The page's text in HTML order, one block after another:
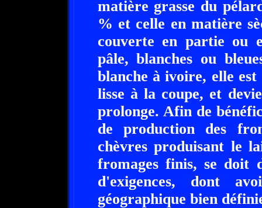
matière grasse du
% et celle en matière
couverte en partie ou
pâle, blanches ou
blanche à ivoire, elle
lisse à la coupe, et
prolonge. Afin de
de production des
chèvres produisant le
fromages finis, se doit
d'exigences, dont
géographique bien